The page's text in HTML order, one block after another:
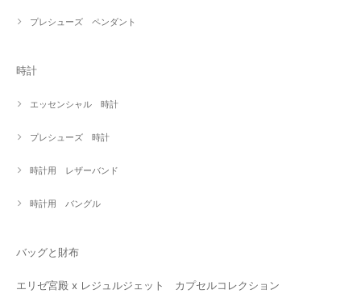
プレシューズ ペンダント
時計
エッセンシャル 時計
プレシューズ 時計
時計用 レザーバンド
時計用 バングル
バッグと財布
エリゼ宮殿 x レジュルジェット カプセルコレクション